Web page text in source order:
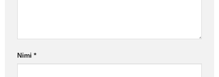
Nimi *